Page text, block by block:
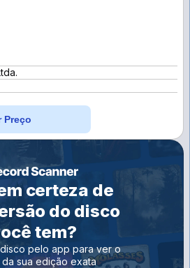
Preço
certeza de
do disco
tem?
pelo app para ver o
sua edição exata